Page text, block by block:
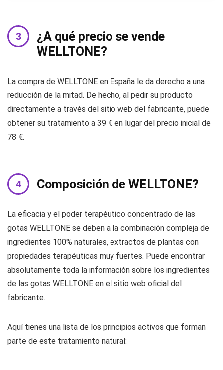
¿A qué precio se vende
WELLTONE?
La compra de WELLTONE en España le da derecho a una
reducción de la mitad. De hecho, al pedir su producto
directamente a través del sitio web del fabricante, puede
obtener su tratamiento a 39 € en lugar del precio inicial de
78 €.
Composición de WELLTONE?
La eficacia y el poder terapéutico concentrado de las
gotas WELLTONE se deben a la combinación compleja de
ingredientes 100% naturales, extractos de plantas con
propiedades terapéuticas muy fuertes. Puede encontrar
absolutamente toda la información sobre los ingredientes
de las gotas WELLTONE en el sitio web oficial del
fabricante.
Aquí tienes una lista de los principios activos que forman
parte de este tratamiento natural: